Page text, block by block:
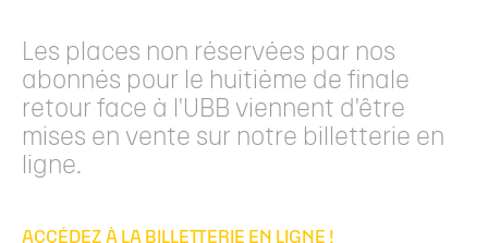
Les places non réservées par nos
abonnés pour le huitième de finale
retour face à l'UBB viennent d'être
mises en vente sur notre billetterie en
ligne.
ACCÉDEZ À LA BILLETTERIE EN LIGNE !